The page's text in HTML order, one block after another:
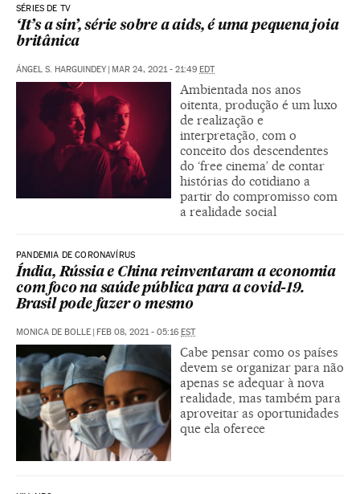
SÉRIES DE TV
‘It’s a sin’, série sobre a aids, é uma pequena joia
britânica
ÁNGEL S. HARGUINDEY MAR 24, 2021 - 21:49 EDT
Ambientada nos anos
oitenta, produção é um luxo
de realização e
interpretação, com o
conceito dos descendentes
do ‘free cinema’ de contar
histórias do cotidiano a
partir do compromisso com
a realidade social
PANDEMIA DE CORONAVÍRUS
Índia, Rússia e China reinventaram a economia
com foco na saúde pública para a covid-19.
Brasil pode fazer o mesmo
MONICA DE BOLLE FEB 08, 2021 - 05:16 EST
Cabe pensar como os países
devem se organizar para não
apenas se adequar à nova
realidade, mas também para
aproveitar as oportunidades
que ela oferece